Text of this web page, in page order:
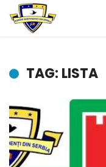
TAG: LISTA